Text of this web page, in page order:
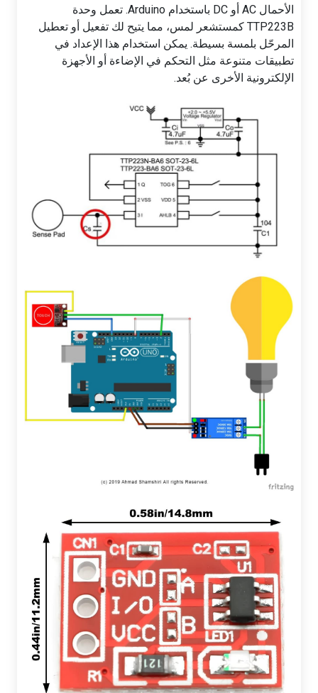
الأحمال AC أو DC باستخدام Arduino. تعمل وحدة
TTP223B كمستشعر لمس، مما يتيح لك تفعيل أو تعطيل
المرحّل بلمسة بسيطة. يمكن استخدام هذا الإعداد في
تطبيقات متنوعة مثل التحكم في الإضاءة أو الأجهزة
الإلكترونية الأخرى عن بُعد.